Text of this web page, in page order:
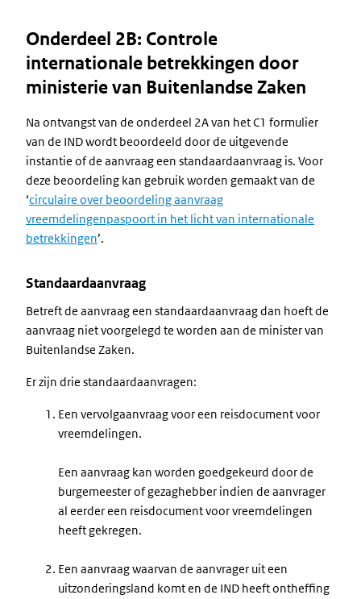
Onderdeel 2B: Controle
internationale betrekkingen door
ministerie van Buitenlandse Zaken
Na ontvangst van de onderdeel 2A van het C1 formulier
van de IND wordt beoordeeld door de uitgevende
instantie of de aanvraag een standaardaanvraag is. Voor
deze beoordeling kan gebruik worden gemaakt van de
‘circulaire over beoordeling aanvraag
vreemdelingenpaspoort in het licht van internationale
betrekkingen’.
Standaardaanvraag
Betreft de aanvraag een standaardaanvraag dan hoeft de
aanvraag niet voorgelegd te worden aan de minister van
Buitenlandse Zaken.
Er zijn drie standaardaanvragen:
Een vervolgaanvraag voor een reisdocument voor
vreemdelingen.
Een aanvraag kan worden goedgekeurd door de
burgemeester of gezaghebber indien de aanvrager
al eerder een reisdocument voor vreemdelingen
heeft gekregen.
Een aanvraag waarvan de aanvrager uit een
uitzonderingsland komt en de IND heeft ontheffing